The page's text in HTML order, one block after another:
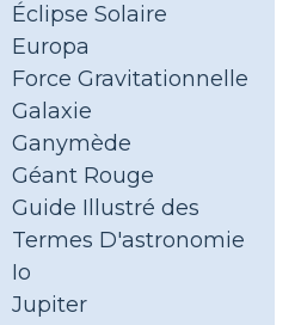
Éclipse Solaire
Europa
Force Gravitationnelle
Galaxie
Ganymède
Géant Rouge
Guide Illustré des
Termes D'astronomie
Io
Jupiter